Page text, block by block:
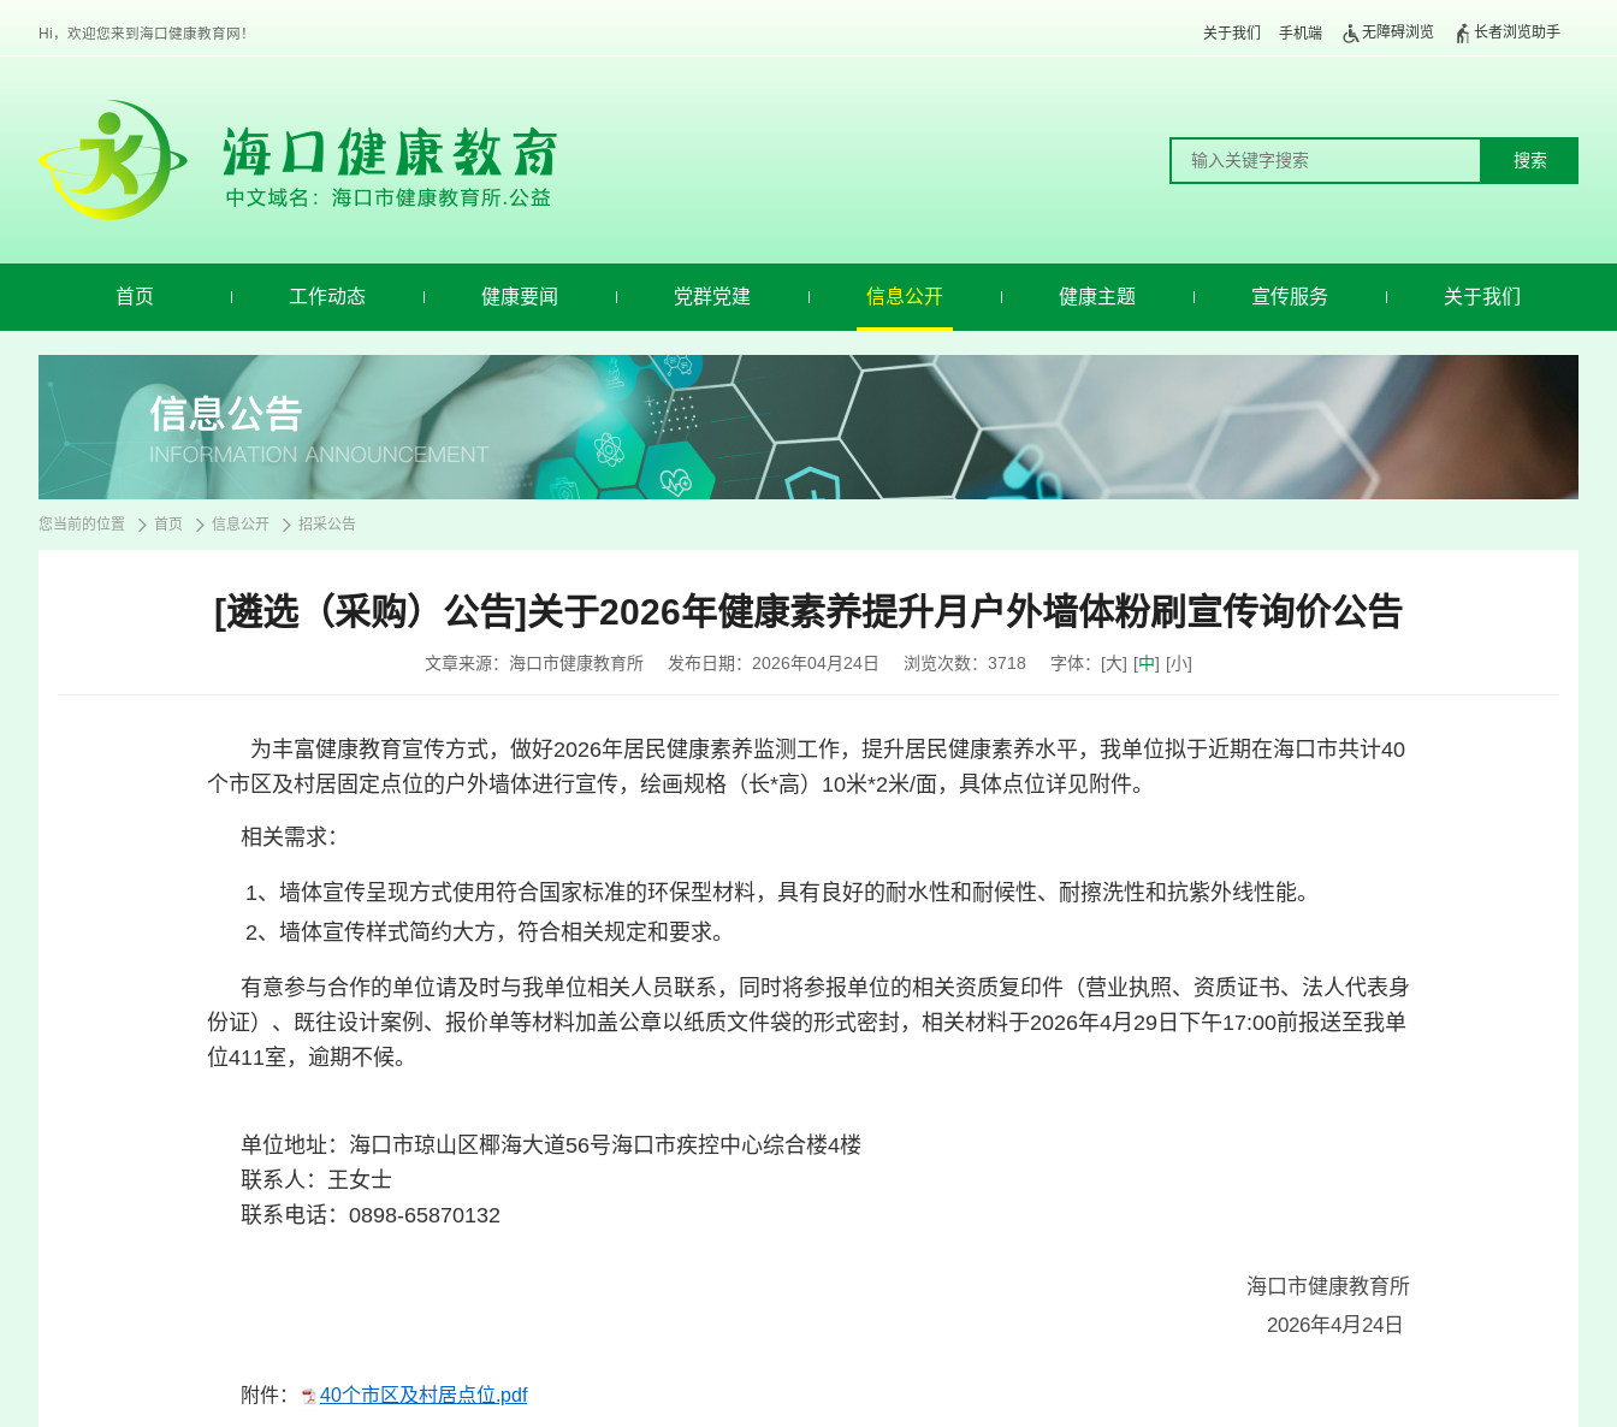
进
人
使
Hi，欢迎您来到海口健康教育网！ 关于我们 手机端 无障碍浏览 长者浏览助手
首页 工作动态 健康要闻 党群党建 信息公开 健康主题 宣传服务 关于我们
您当前的位置 首页 信息公开 招采公告
[遴选（采购）公告]关于2026年健康素养提升月户外墙体粉刷宣传询价公告
文章来源：海口市健康教育所 发布日期：2026年04月24日 浏览次数： 3718 字体： [大] [中] [小]
为丰富健康教育宣传方式，做好2026年居民健康素养监测工作，提升居民健康素养水平，我单位拟于近期在海口市共计40
个市区及村居固定点位的户外墙体进行宣传，绘画规格（长*高）10米*2米/面，具体点位详见附件。
相关需求：
1、墙体宣传呈现方式使用符合国家标准的环保型材料，具有良好的耐水性和耐候性、耐擦洗性和抗紫外线性能。
2、墙体宣传样式简约大方，符合相关规定和要求。
有意参与合作的单位请及时与我单位相关人员联系，同时将参报单位的相关资质复印件（营业执照、资质证书、法人代表身
份证）、既往设计案例、报价单等材料加盖公章以纸质文件袋的形式密封，相关材料于2026年4月29日下午17:00前报送至我单
位411室，逾期不候。
单位地址：海口市琼山区椰海大道56号海口市疾控中心综合楼4楼
联系人：王女士
联系电话：0898-65870132
海口市健康教育所
2026年4月24日
附件： 40个市区及村居点位.pdf